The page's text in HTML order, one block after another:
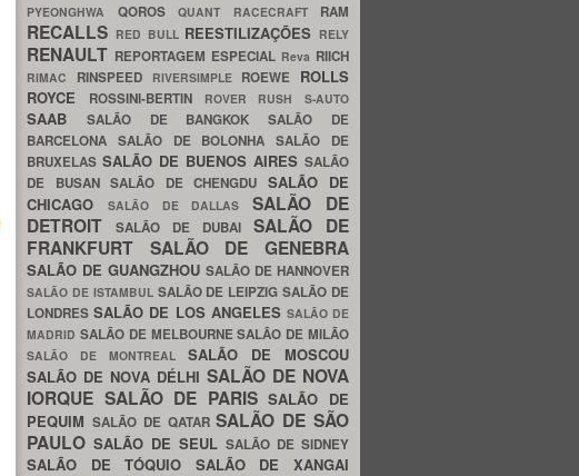
PYEONGHWA QOROS QUANT RACECRAFT RAM
RECALLS RED BULL REESTILIZAÇÕES RELY
RENAULT REPORTAGEM ESPECIAL Reva RIICH
RIMAC RINSPEED RIVERSIMPLE ROEWE ROLLS
ROYCE
ROSSINI-BERTIN ROVER RUSH S-AUTO
SAAB SALÃO DE BANGKOKSALÃO DE
BARCELONA SALÃO DE BOLONHASALÃO DE
BRUXELAS SALÃO DE BUENOS AIRES SALÃO
DE BUSAN SALÃO DE CHENGDU SALÃO DE
CHICAGO
SALÃO DE DALLASSALÃO DE
DETROIT
SALÃO DE DUBAI SALÃO DE
FRANKFURT SALÃO DE GENEBRA
SALÃO DE GUANGZHOU SALÃO DE HANNOVER
SALÃO DE ISTAMBUL SALÃO DE LEIPZIGSALÃO DE
LONDRESSALÃO DE LOS ANGELES SALÃO DE
MADRID SALÃO DE MELBOURNESALÃO DE MILÃO
SALÃO DE MONTREAL SALÃO DE MOSCOU
SALÃO DE NOVA DÉLHI SALÃO DE NOVA
IORQUE SALÃO DE PARISSALÃO DE
PEQUIM SALÃO DE QATARSALÃO DE SÃO
PAULO SALÃO DE SEUL SALÃO DE SIDNEY
SALÃO DE TÓQUIO SALÃO DE XANGAI